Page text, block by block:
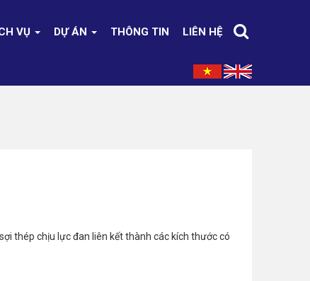
VỤ DỰ ÁN THÔNG TIN LIÊN HỆ
thép chịu lực đan liên kết thành các kích thước có